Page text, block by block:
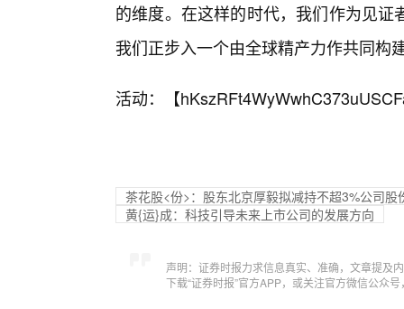
的维度。在这样的时代，我们作为见
我们正步入一个由全球精产力作共同构
活动：【
茶花股<份>：股东北京厚毅拟减持不超3%公司股
黄{运}成：科技引导未来上市公司的发展方向
声明：证券时报力求信息真实、准确，文章提及
下载“证券时报”官方APP，或关注官方微信公众